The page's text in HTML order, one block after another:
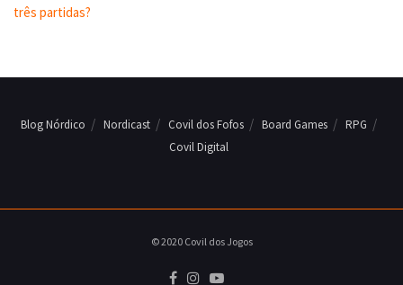
três partidas?
Blog Nórdico Nordicast Covil dos Fofos Board Games
RPG
Covil Digital
© 2020 Covil dos Jogos